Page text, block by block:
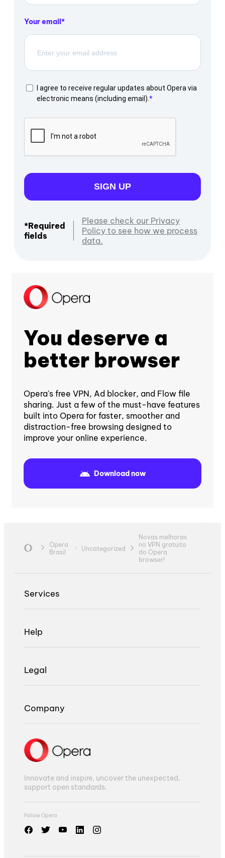
Your email
I agree to receive regular updates about Opera via
electronic means (including email).
SIGN UP
*Required
fields
Please check our Privacy
Policy to see how we process
data.
You deserve a
better browser
Opera's free VPN, Ad blocker, and Flow file
sharing. Just a few of the must-have features
built into Opera for faster, smoother and
distraction-free browsing designed to
improve your online experience.
Download now
Opera
Brasil
Uncategorized
Novas melhoras
no VPN gratuito
do Opera
browser!
Services
Help
Legal
Company
Innovate and inspire, uncover the unexpected,
support open standards.
Follow Opera